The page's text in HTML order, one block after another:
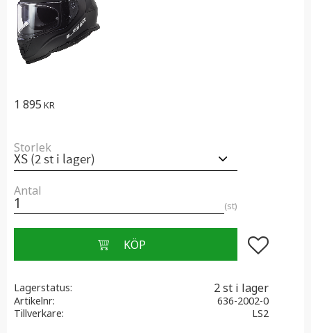
1 895 KR
Storlek
Antal
st
Lägg till i
Lagerstatus 2 st i lager
Artikelnr
636-2002-0
Tillverkare
LS2